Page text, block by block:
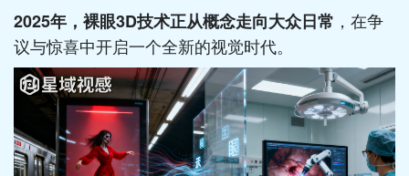
2025年，裸眼3D技术正从概念走向大众日常 ，在争
议与惊喜中开启一个全新的视觉时代。